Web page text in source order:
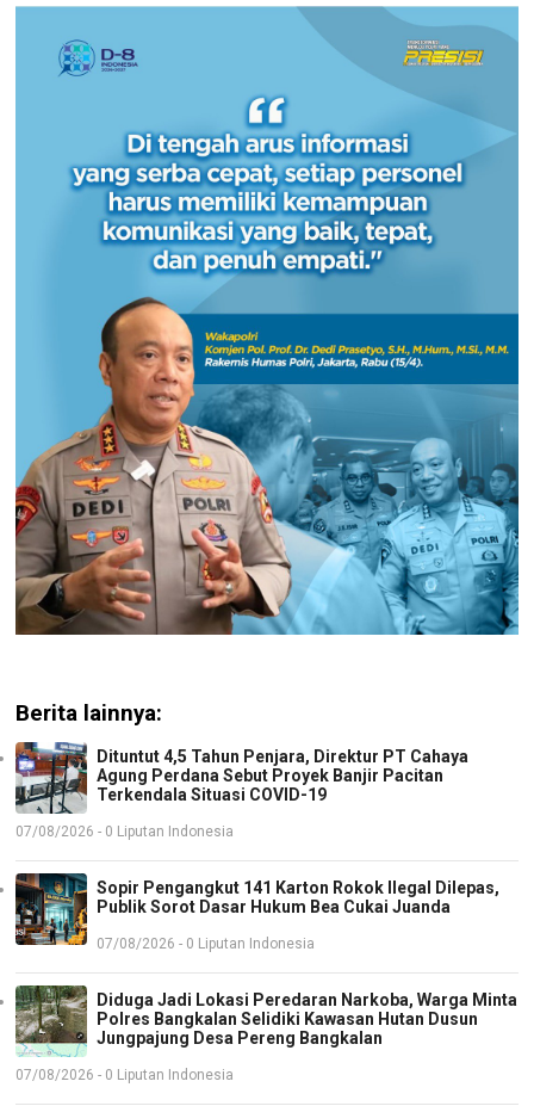
Berita lainnya:
Dituntut 4,5 Tahun Penjara, Direktur PT Cahaya
Agung Perdana Sebut Proyek Banjir Pacitan
Terkendala Situasi COVID-19
07/08/2026 - 0 Liputan Indonesia
Sopir Pengangkut 141 Karton Rokok Ilegal Dilepas,
Publik Sorot Dasar Hukum Bea Cukai Juanda
07/08/2026 - 0 Liputan Indonesia
Diduga Jadi Lokasi Peredaran Narkoba, Warga Minta
Polres Bangkalan Selidiki Kawasan Hutan Dusun
Jungpajung Desa Pereng Bangkalan
07/08/2026 - 0 Liputan Indonesia